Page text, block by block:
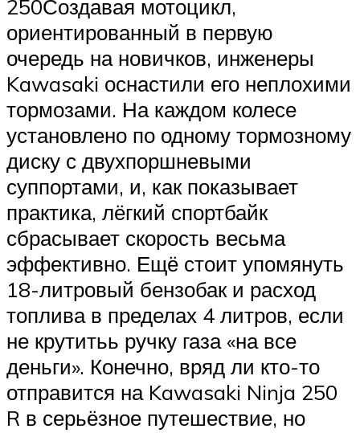
250Создавая мотоцикл,
ориентированный в первую
очередь на новичков, инженеры
Kawasaki оснастили его неплохими
тормозами. На каждом колесе
установлено по одному тормозному
диску с двухпоршневыми
суппортами, и, как показывает
практика, лёгкий спортбайк
сбрасывает скорость весьма
эффективно. Ещё стоит упомянуть
18-литровый бензобак и расход
топлива в пределах 4 литров, если
не крутитьь ручку газа «на все
деньги». Конечно, вряд ли кто-то
отправится на Kawasaki Ninja 250
R в серьёзное путешествие, но